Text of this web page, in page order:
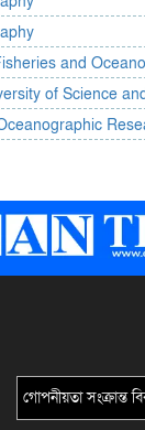
and
of Science
গোপনীয়তা সংক্রান্ত